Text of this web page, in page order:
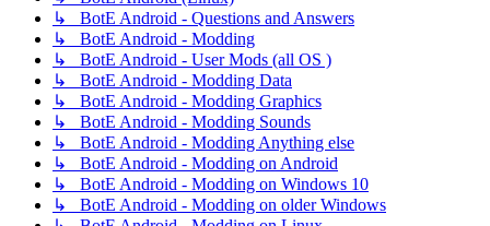
↳ BotE Android - Questions and Answers
↳ BotE Android - Modding
↳ BotE Android - User Mods (all OS )
↳ BotE Android - Modding Data
↳ BotE Android - Modding Graphics
↳ BotE Android - Modding Sounds
↳ BotE Android - Modding Anything else
↳ BotE Android - Modding on Android
↳ BotE Android - Modding on Windows 10
↳ BotE Android - Modding on older Windows